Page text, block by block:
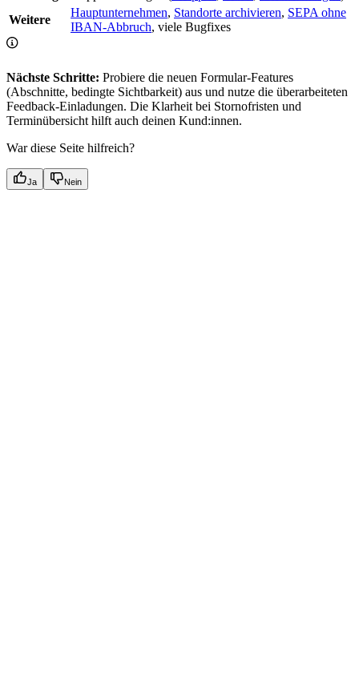
Weitere
Hauptunternehmen, Standorte archivieren, SEPA ohne
IBAN-Abbruch, viele Bugfixes
Nächste Schritte: Probiere die neuen Formular-Features
(Abschnitte, bedingte Sichtbarkeit) aus und nutze die überarbeiteten
Feedback-Einladungen. Die Klarheit bei Stornofristen und
Terminübersicht hilft auch deinen Kund:innen.
War diese Seite hilfreich?
Ja Nein